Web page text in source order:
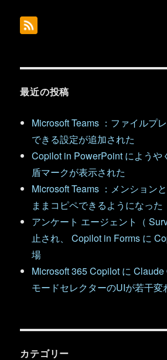
最近の投稿
Microsoft Teams ：ファイルプ
できる設定が追加された
Copilot in PowerPoint にようや
盾マークが表示された
Microsoft Teams ：メンション
ままコピペできるようになった
アンケート エージェント（
止され、 Copilot in Forms に
場
Microsoft 365 Copilot に Claude
モードセレクターのUIが若干変
カテゴリー